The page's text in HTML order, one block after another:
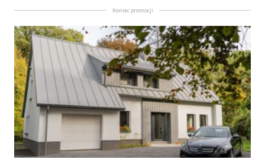
Koniec promocji